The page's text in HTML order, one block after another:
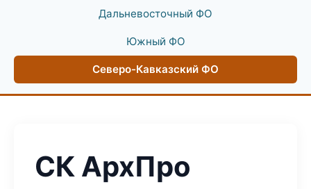
Дальневосточный ФО
Южный ФО
Северо-Кавказский ФО
СК АрхПро